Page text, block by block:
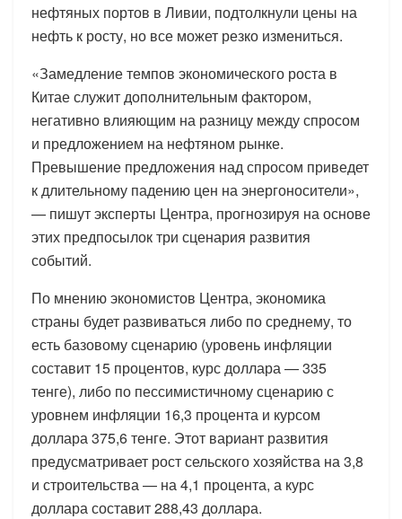
нефтяных портов в Ливии, подтолкнули цены на
нефть к росту, но все может резко измениться.
«Замедление темпов экономического роста в
Китае служит дополнительным фактором,
негативно влияющим на разницу между спросом
и предложением на нефтяном рынке.
Превышение предложения над спросом приведет
к длительному падению цен на энергоносители»,
— пишут эксперты Центра, прогнозируя на основе
этих предпосылок три сценария развития
событий.
По мнению экономистов Центра, экономика
страны будет развиваться либо по среднему, то
есть базовому сценарию (уровень инфляции
составит 15 процентов, курс доллара — 335
тенге), либо по пессимистичному сценарию с
уровнем инфляции 16,3 процента и курсом
доллара 375,6 тенге. Этот вариант развития
предусматривает рост сельского хозяйства на 3,8
и строительства — на 4,1 процента, а курс
доллара составит 288,43 доллара.